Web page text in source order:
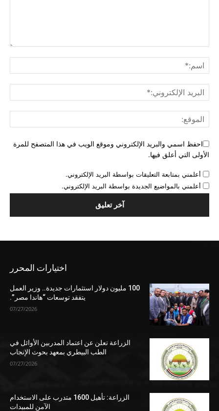
احفظ اسمي والبريد الإلكتروني وموقع الويب في هذا المتصفح للمرة
الأولى التي أعلق فيها.
أعلمني بمتابعة التعليقات بواسطة البريد الإلكتروني.
أعلمني بالمواضيع الجديدة بواسطة البريد الإلكتروني.
اختيارات المحرر
100 مليون دولار استثمارات جديدة.. وزير العمل
يتفقد توسعات “هاندا مصر”.
07/27/2026
الزراعة تعلن عن اعتماد المدربين الأوائل في
الطب البيطري بمعهد بحوث الإنجاب
07/27/2026
الزراعة: تأهيل 1600 متدرب على الاستخدام
الآمن للمبيدات